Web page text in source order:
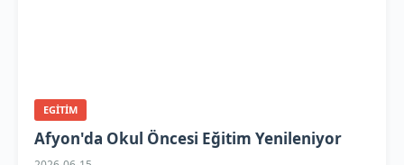
EGITIM
Afyon'da Okul Öncesi Eğitim Yenileniyor